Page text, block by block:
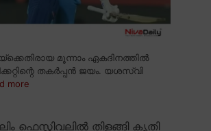
മൂന്നാം ഏകദിനത്തിൽ
തകർപ്പൻ ജയം. യശസ്വി
more
ഫെസ്റ്റിവലിൽ തിളങ്ങി കൃതി